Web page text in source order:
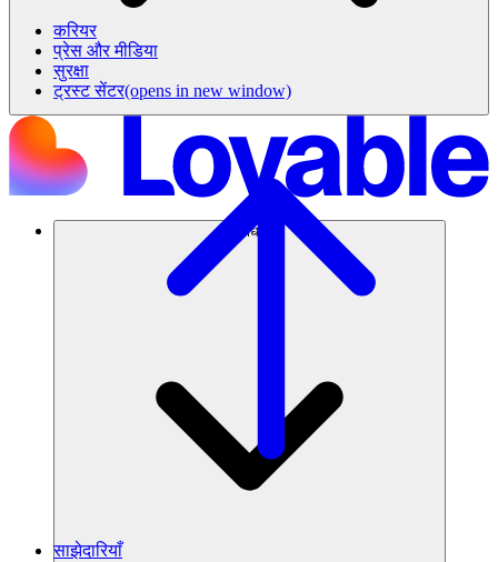
समाधान
करियर
प्रेस और मीडिया
सुरक्षा
ट्रस्ट सेंटर(opens in new window)
साझेदारियाँ